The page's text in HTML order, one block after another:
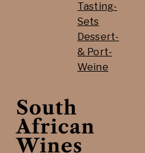
Tasting-
Sets
Dessert-
& Port-
Weine